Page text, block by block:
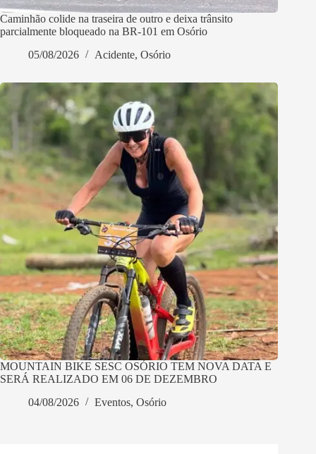
Caminhão colide na traseira de outro e deixa trânsito
parcialmente bloqueado na BR-101 em Osório
05/08/2026
Acidente, Osório
MOUNTAIN BIKE SESC OSÓRIO TEM NOVA DATA E
SERÁ REALIZADO EM 06 DE DEZEMBRO
04/08/2026
Eventos, Osório